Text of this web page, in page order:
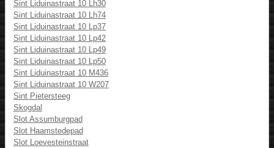
Sint Liduinastraat 10 Lh30
Sint Liduinastraat 10 Lh74
Sint Liduinastraat 10 Lp37
Sint Liduinastraat 10 Lp42
Sint Liduinastraat 10 Lp49
Sint Liduinastraat 10 Lp50
Sint Liduinastraat 10 M436
Sint Liduinastraat 10 W207
Sint Pietersteeg
Skogdal
Slot Assumburgpad
Slot Haamstedepad
Slot Loevesteinstraat